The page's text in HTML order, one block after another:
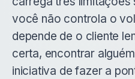
você não controla o
depende de o cliente
certa, encontrar
iniciativa de fazer a